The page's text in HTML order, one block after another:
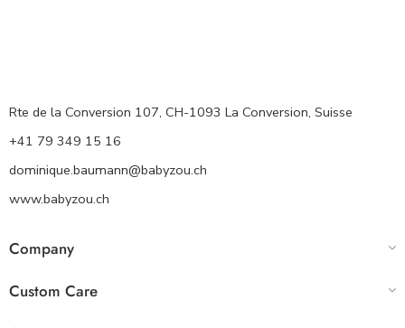
Rte de la Conversion 107, CH-1093 La Conversion, Suisse
+41 79 349 15 16
dominique.baumann@babyzou.ch
www.babyzou.ch
Company
Custom Care